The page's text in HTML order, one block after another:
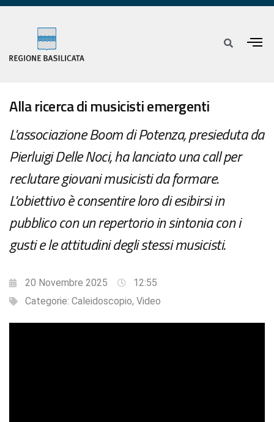
Alla ricerca di musicisti emergenti
L'associazione Boom di Potenza, presieduta da
Pierluigi Delle Noci, ha lanciato una call per
reclutare giovani musicisti da formare.
L'obiettivo è consentire loro di esibirsi in
pubblico con un repertorio in sintonia con i
gusti e le attitudini degli stessi musicisti.
20 Novembre 2025
12:55
Categorie: Caleidoscopio, Video